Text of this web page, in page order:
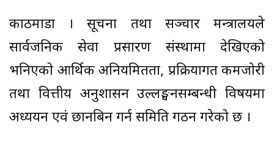
काठमाडौं । सूचना तथा सञ्चार मन्त्रालयले
सार्वजनिक सेवा प्रसारण संस्थामा देखिएको
भनिएको आर्थिक अनियमितता, प्रक्रियागत कमजोरी
तथा वित्तीय अनुशासन उल्लङ्घनसम्बन्धी विषयमा
अध्ययन एवं छानबिन गर्न समिति गठन गरेको छ ।